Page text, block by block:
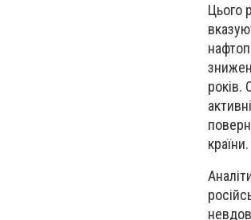
Цього
років.
країни.